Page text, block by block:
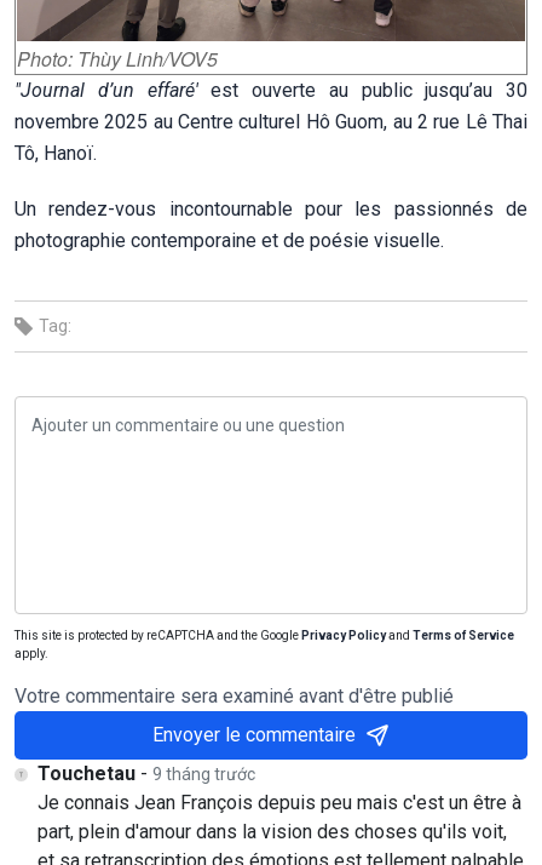
Photo: Thùy Linh/VOV5
"Journal d’un effaré'est ouverte au public jusqu’au 30
novembre 2025 au Centre culturel Hô Guom, au 2 rue Lê Thai
Tô, Hanoï.
Un rendez-vous incontournable pour les passionnés de
photographie contemporaine et de poésie visuelle.
Tag:
This site is protected by reCAPTCHA and the Google Privacy Policyand Terms of Service
apply.
Votre commentaire sera examiné avant d'être publié
Envoyer le commentaire
Touchetau- 9 tháng trước
Je connais Jean François depuis peu mais c'est un être à
part, plein d'amour dans la vision des choses qu'ils voit,
et sa retranscription des émotions est tellement palpable